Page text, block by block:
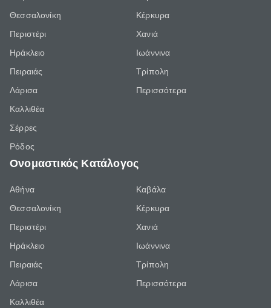
Θεσσαλονίκη
Περιστέρι
Ηράκλειο
Πειραιάς
Λάρισα
Καλλιθέα
Σέρρες
Ρόδος
Κέρκυρα
Χανιά
Ιωάννινα
Τρίπολη
Περισσότερα
Ονομαστικός Κατάλογος
Αθήνα
Θεσσαλονίκη
Περιστέρι
Ηράκλειο
Πειραιάς
Λάρισα
Καλλιθέα
Καβάλα
Κέρκυρα
Χανιά
Ιωάννινα
Τρίπολη
Περισσότερα